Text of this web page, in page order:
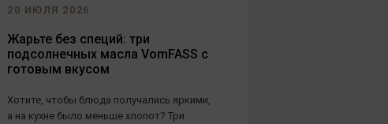
20 ИЮЛЯ 2026
Жарьте без специй: три
подсолнечных масла VomFASS с
готовым вкусом
Хотите, чтобы блюда получались яркими,
а на кухне было меньше хлопот? Три